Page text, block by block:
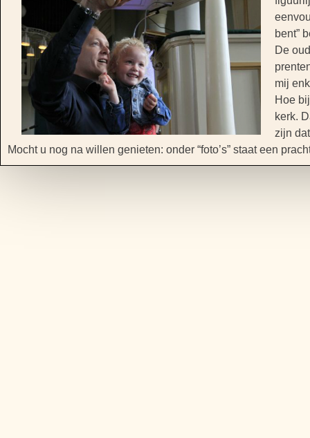
bent”
De
mij
Hoe
kerk.
zijn
Mocht u nog na willen genieten: onder “foto’s” staat een